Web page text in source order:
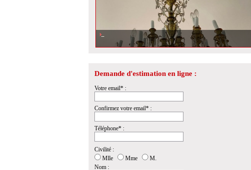
Estimation d\'un lustre en bronze doré à pendeloques à trente lumières dans
notre prochaine vente à Nantes
Demande d'estimation en ligne :
Votre email* :
Confirmez votre email* :
Téléphone* :
Civilité :
Mlle
Mme
M.
Nom :